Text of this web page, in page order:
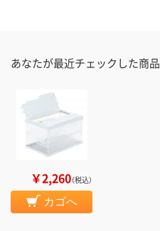
あなたが最近チェックした商品
￥2,260（税込）
カゴへ